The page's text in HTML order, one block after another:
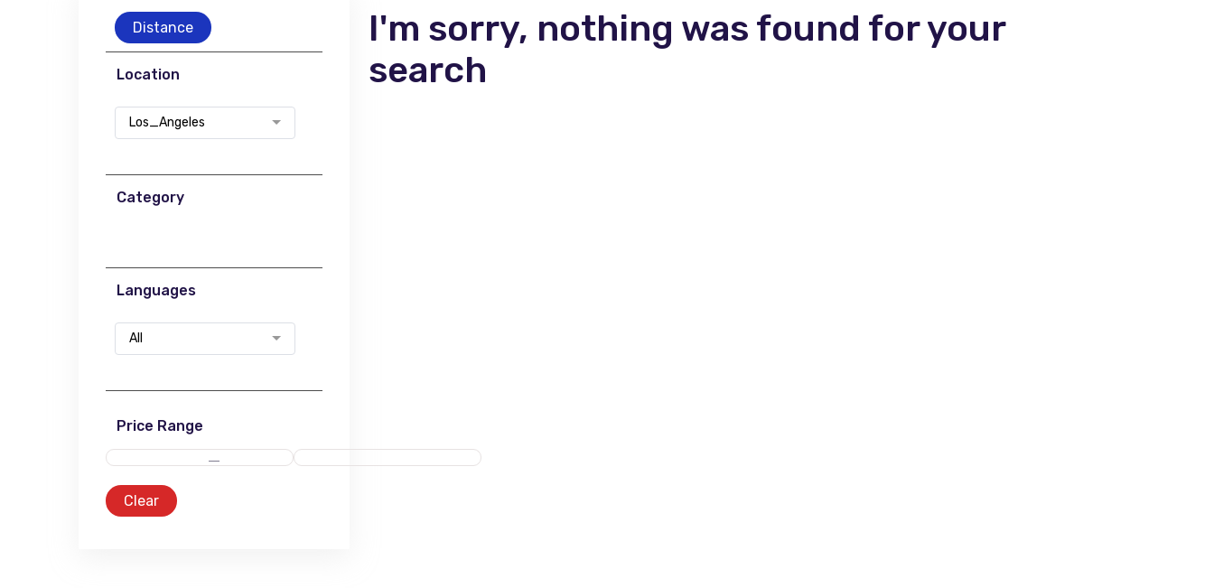
Distance
Location
Los_Angeles
Category
Languages
All
Price Range
Clear
I'm sorry, nothing was found for your
search